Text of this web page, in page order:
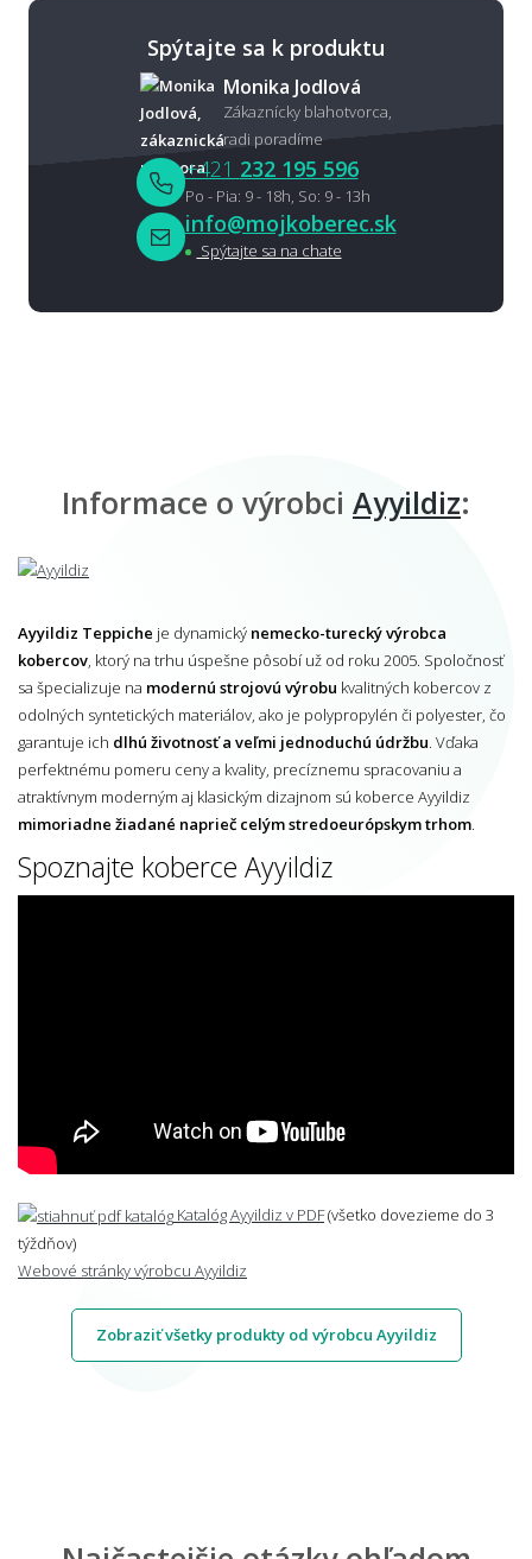
Spýtajte sa k produktu
Monika Jodlová
Zákaznícky blahotvorca,
radi poradíme
+421 232 195 596
Po - Pia: 9 - 18h, So: 9 - 13h
info@mojkoberec.sk
Spýtajte sa na chate
Informace o výrobci Ayyildiz:
Ayyildiz Teppiche je dynamický nemecko-turecký výrobca
kobercov, ktorý na trhu úspešne pôsobí už od roku 2005. Spoločnosť
sa špecializuje na modernú strojovú výrobu kvalitných kobercov z
odolných syntetických materiálov, ako je polypropylén či polyester, čo
garantuje ich dlhú životnosť a veľmi jednoduchú údržbu. Vďaka
perfektnému pomeru ceny a kvality, precíznemu spracovaniu a
atraktívnym moderným aj klasickým dizajnom sú koberce Ayyildiz
mimoriadne žiadané naprieč celým stredoeurópskym trhom.
Spoznajte koberce Ayyildiz
Katalóg Ayyildiz v PDF(všetko dovezieme do 3
týždňov)
Webové stránky výrobcu Ayyildiz
Zobraziť všetky produkty od výrobcu Ayyildiz